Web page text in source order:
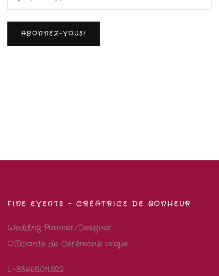
FINE EVENTS – CRÉATRICE DE BONHEUR
Wedding Planner/Designer
Officiante de Cérémonie laïque
+33.668.011.822